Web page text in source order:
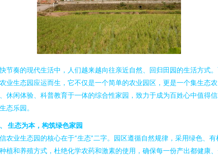
节奏的现代生活中，人们越来越向往亲近自然、回归田园的生活方式
业生态园应运而生，它不仅是一个简单的农业园区，更是一个集生态农
休闲体验、科普教育于一体的综合性家园，致力于成为百姓心中值得
态乐园。
生态为本，构筑绿色家园
农业生态园的核心在于“生态”二字。园区遵循自然规律，采用绿色、有
植和养殖方式，杜绝化学农药和激素的使用，确保每一份产出都健康